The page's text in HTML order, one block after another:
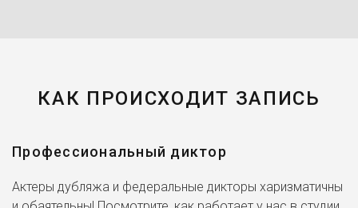
КАК ПРОИСХОДИТ ЗАПИСЬ
Профессиональный диктор
Актеры дубляжа и федеральные дикторы харизматичны